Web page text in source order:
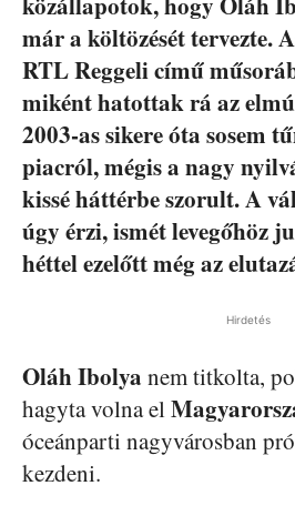
már a költözését tervezte.
RTL Reggeli című
miként hatottak rá az
2003-as sikere óta sosem
piacról, mégis a nagy
kissé háttérbe szorult. A
úgy érzi, ismét levegőhöz
héttel ezelőtt még az
Hirdetés
Oláh Ibolya nem titkolta,
hagyta volna el
óceánparti nagyvárosban
kezdeni.